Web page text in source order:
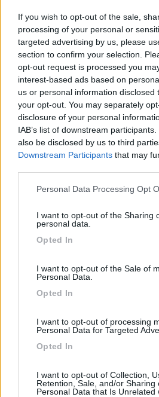
If you wish to opt-out of the sale,
processing of your personal or
targeted advertising by us, please
section to confirm your selection.
opt-out request is processed you
interest-based ads based on
us or personal information disclosed
your opt-out. You may separately
disclosure of your personal
IAB’s list of downstream
also be disclosed by us to third
Downstream Participants that may
Please note that this website/app
not limited to your visit or usage
use your data for below specified
Personal Data Processing Opt
I want to opt-out of the Sharing
personal data.
Opted In
I want to opt-out of the Sale of
Personal Data.
Opted In
I want to opt-out of processing
Personal Data for Targeted
Opted In
I want to opt-out of Collection,
Retention, Sale, and/or Sharing
Personal Data that Is Unrelated
Germania veniva omologato con portata
cercando esemplari italiani che venivano
per cercare di aumentare la portata del
allora suguri
essere più chiari no ? kgb...cia
non capendo bene di cosa va in
da interpretare
..italiana anitudine/ dote : l
„Passare per idiota agli occhi di un imbecille
salito
Inserito il06/07/2024 alle:15:40:05
In risposta al messaggio di
allora suguri essere più chiari no ? kgb...cia
capendo bene di cosa va in cerca ( un
come riomologare tali veicoli ...dietro
obolo...
buongustaio.“ — Georges Courteline
Modificato da salito il 06/07/2024 alle